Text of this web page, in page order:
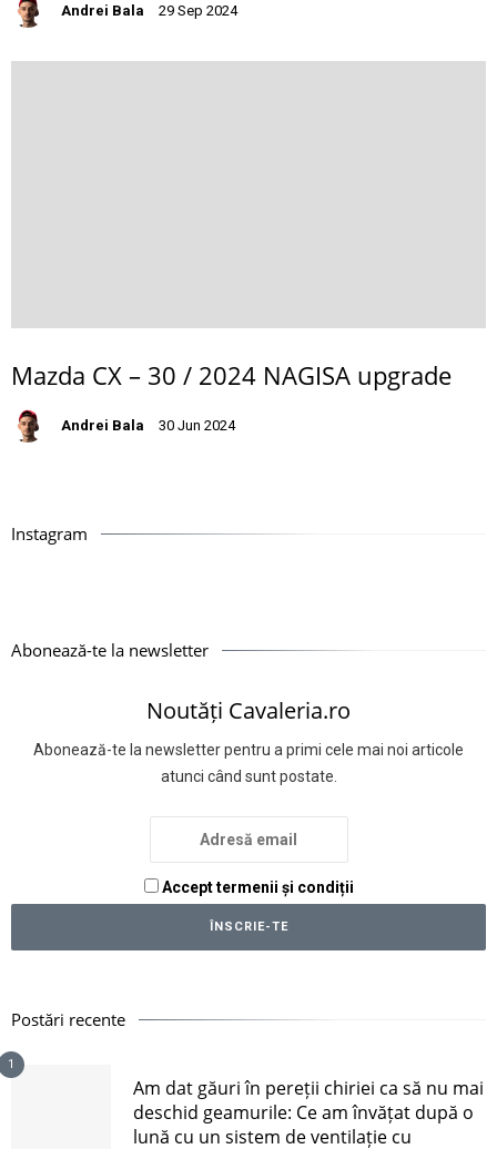
Andrei Bala 29 Sep 2024
Mazda CX – 30 / 2024 NAGISA upgrade
Andrei Bala 30 Jun 2024
Instagram
Abonează-te la newsletter
Noutăți Cavaleria.ro
Abonează-te la newsletter pentru a primi cele mai noi articole
atunci când sunt postate.
Accept termenii și condiții
Postări recente
1
Am dat găuri în pereții chiriei ca să nu mai
deschid geamurile: Ce am învățat după o
lună cu un sistem de ventilație cu